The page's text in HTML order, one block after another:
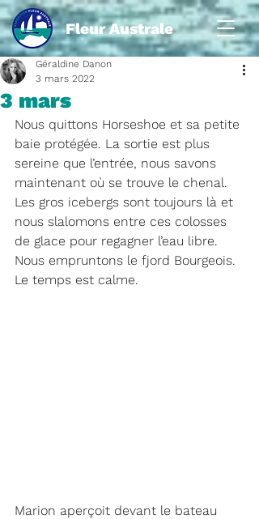
Fleur Australe
3 mars
Géraldine Danon
3 mars 2022
Nous quittons Horseshoe et sa petite
baie protégée. La sortie est plus
sereine que l’entrée, nous savons
maintenant où se trouve le chenal.
Les gros icebergs sont toujours là et
nous slalomons entre ces colosses
de glace pour regagner l’eau libre.
Nous empruntons le fjord Bourgeois.
Le temps est calme.
Marion aperçoit devant le bateau